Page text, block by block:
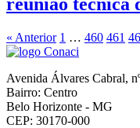
« Anterior 1 … 460 461
Avenida Álvares Cabral,
Bairro: Centro
Belo Horizonte - MG
CEP: 30170-000